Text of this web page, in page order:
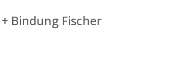
Bindung Fischer